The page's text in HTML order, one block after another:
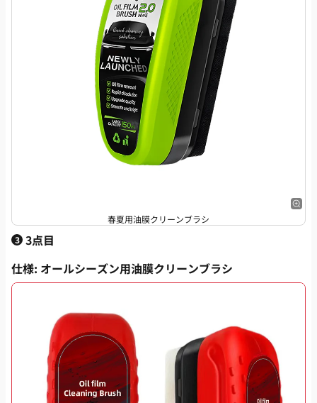
春夏用油膜クリーンブラシ
3 3点目
仕様: オールシーズン用油膜クリーンブラシ